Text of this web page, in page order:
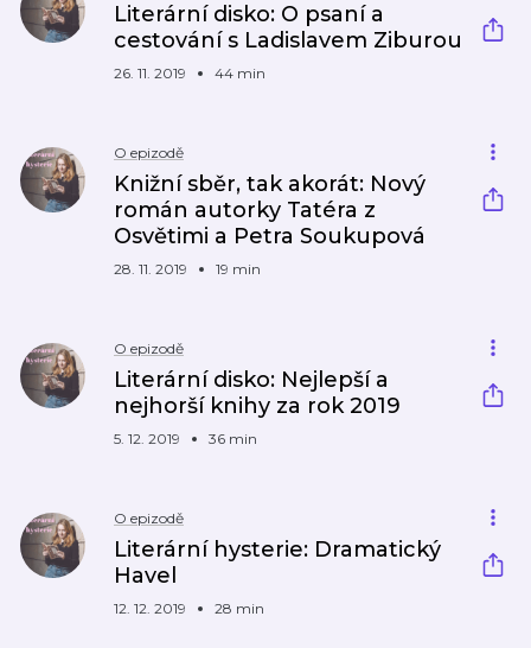
Literární disko: O psaní a
cestování s Ladislavem Ziburou
26. 11. 2019 44 min
O epizodě
Knižní sběr, tak akorát: Nový
román autorky Tatéra z
Osvětimi a Petra Soukupová
28. 11. 2019 19 min
O epizodě
Literární disko: Nejlepší a
nejhorší knihy za rok 2019
5. 12. 2019 36 min
O epizodě
Literární hysterie: Dramatický
Havel
12. 12. 2019 28 min